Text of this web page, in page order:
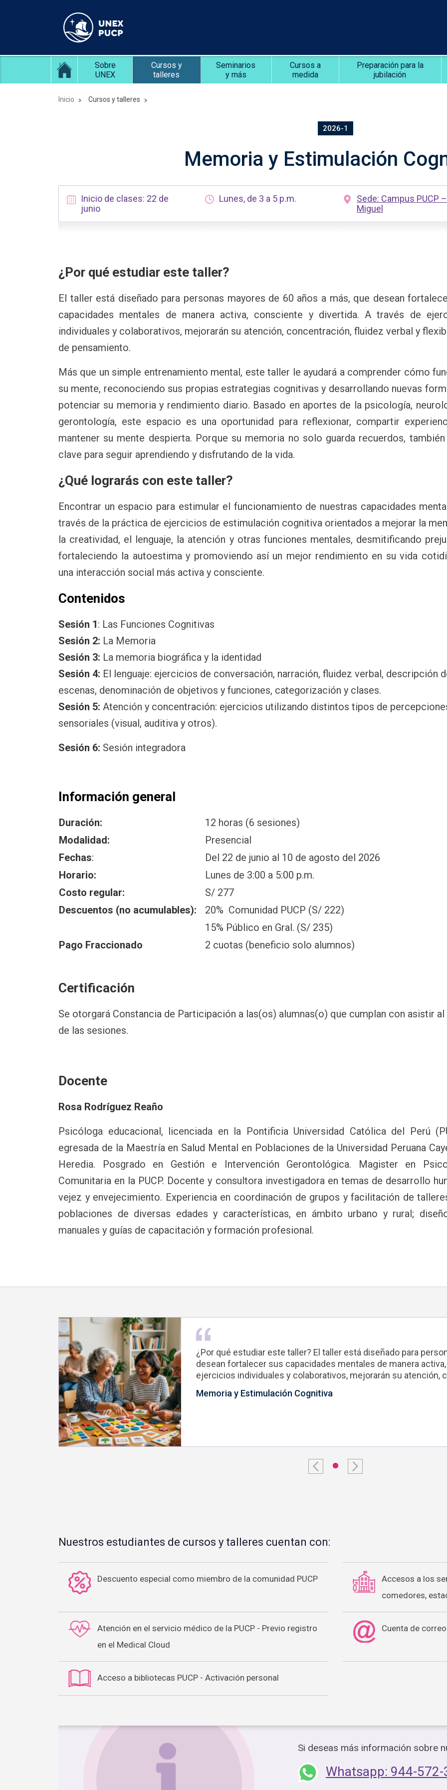
Sobre
UNEX
Cursos y
talleres
Seminarios
y más
Cursos a
medida
Preparación para la
jubilación
Inicio Cursos y talleres
2026-1
Memoria y Estimulación
Inicio de clases: 22 de
junio
Lunes, de 3 a 5 p.m.
Sede: Campus PUCP
Miguel
¿Por qué estudiar este taller?
El taller está diseñado para personas mayores de 60 años a más, que desean
capacidades mentales de manera activa, consciente y divertida. A través de
individuales y colaborativos, mejorarán su atención, concentración, fluidez verbal y
de pensamiento.
Más que un simple entrenamiento mental, este taller le ayudará a comprender cómo
su mente, reconociendo sus propias estrategias cognitivas y desarrollando nuevas
potenciar su memoria y rendimiento diario. Basado en aportes de la psicología,
gerontología, este espacio es una oportunidad para reflexionar, compartir
mantener su mente despierta. Porque su memoria no solo guarda recuerdos,
clave para seguir aprendiendo y disfrutando de la vida.
¿Qué lograrás con este taller?
Encontrar un espacio para estimular el funcionamiento de nuestras capacidades
través de la práctica de ejercicios de estimulación cognitiva orientados a mejorar la
la creatividad, el lenguaje, la atención y otras funciones mentales, desmitificando
fortaleciendo la autoestima y promoviendo así un mejor rendimiento en su vida
una interacción social más activa y consciente.
Contenidos
Sesión 1: Las Funciones Cognitivas
Sesión 2: La Memoria
Sesión 3: La memoria biográfica y la identidad
Sesión 4: El lenguaje: ejercicios de conversación, narración, fluidez verbal, descripción
escenas, denominación de objetivos y funciones, categorización y clases.
Sesión 5: Atención y concentración: ejercicios utilizando distintos tipos de
sensoriales (visual, auditiva y otros).
Sesión 6: Sesión integradora
Información general
Duración:
12 horas (6 sesiones)
Modalidad:
Presencial
Fechas:
Del 22 de junio al 10 de agosto del 2026
Horario:
Lunes de 3:00 a 5:00 p.m.
Costo regular:
S/ 277
Descuentos (no acumulables):
20% Comunidad PUCP (S/ 222)
15% Público en Gral. (S/ 235)
Pago Fraccionado
2 cuotas (beneficio solo alumnos)
Certificación
Se otorgará Constancia de Participación a las(os) alumnas(o) que cumplan con asistir al
de las sesiones.
Docente
Rosa Rodríguez Reaño
Psicóloga educacional, licenciada en la Pontificia Universidad Católica del Perú
egresada de la Maestría en Salud Mental en Poblaciones de la Universidad Peruana
Heredia. Posgrado en Gestión e Intervención Gerontológica. Magister en
Comunitaria en la PUCP. Docente y consultora investigadora en temas de desarrollo
vejez y envejecimiento. Experiencia en coordinación de grupos y facilitación de
poblaciones de diversas edades y características, en ámbito urbano y rural;
manuales y guías de capacitación y formación profesional.
¿Por qué estudiar este taller? El taller está diseñado para
desean fortalecer sus capacidades mentales de manera
ejercicios individuales y colaborativos, mejorarán su atención,
Memoria y Estimulación Cognitiva
PreviousNext
Nuestros estudiantes de cursos y talleres cuentan con:
Descuento especial como miembro de la comunidad PUCP
Accesos a los
comedores,
Atención en el servicio médico de la PUCP - Previo registro
en el Medical Cloud
Cuenta de
Acceso a bibliotecas PUCP - Activación personal
Si deseas más información sobre
Whatsapp: 944-